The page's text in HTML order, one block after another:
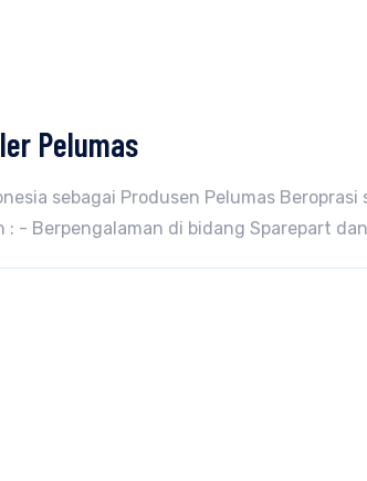
Pelumas
sebagai Produsen Pelumas
: - Berpengalaman di bidang Sparepart